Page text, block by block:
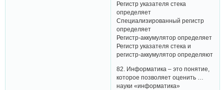
Регистр указателя стека
определяет
Специализированный регистр
определяет
Регистр-аккумулятор определяет
Регистр указателя стека и
регистр-аккумулятор определяют
82. Информатика – это понятие,
которое позволяет оценить …
науки «информатика»